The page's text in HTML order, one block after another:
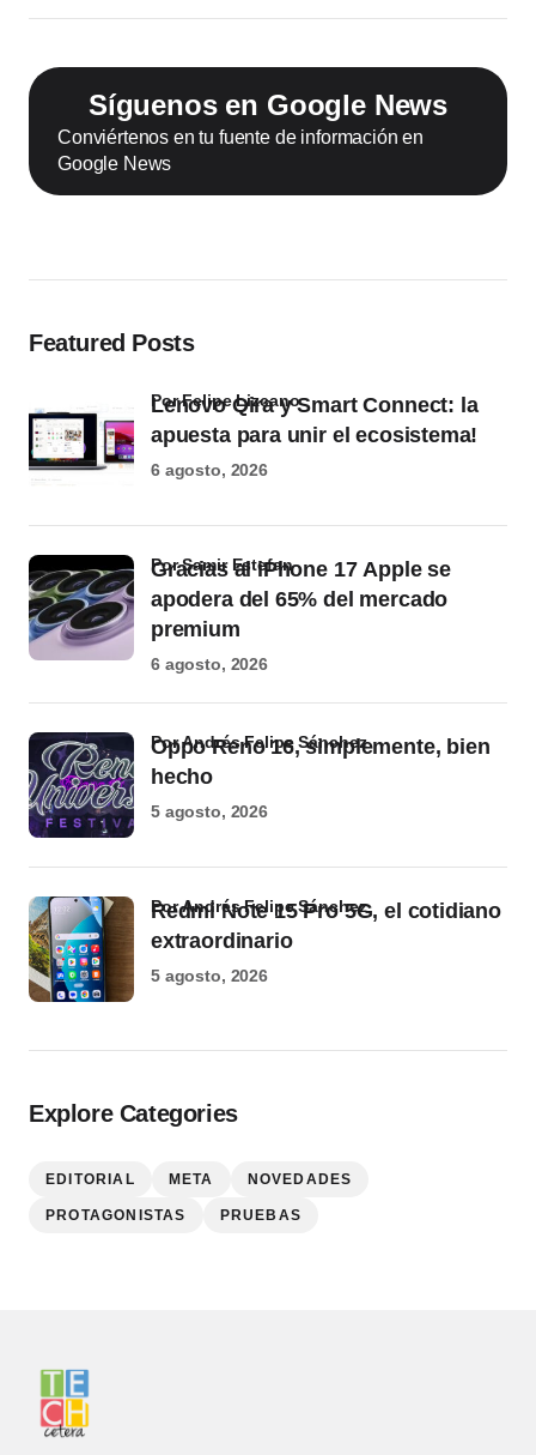
Síguenos en Google News
Conviértenos en tu fuente de información en
Google News
Featured Posts
Lenovo Qira y Smart Connect: la
apuesta para unir el ecosistema!
por Felipe Lizcano
6 agosto, 2026
Gracias al iPhone 17 Apple se
apodera del 65% del mercado
premium
por Samir Estefan
6 agosto, 2026
Oppo Reno 16, simplemente, bien
hecho
por Andrés Felipe Sánchez
5 agosto, 2026
Redmi Note 15 Pro 5G, el cotidiano
extraordinario
por Andrés Felipe Sánchez
5 agosto, 2026
Explore Categories
EDITORIAL META NOVEDADES
PROTAGONISTAS PRUEBAS